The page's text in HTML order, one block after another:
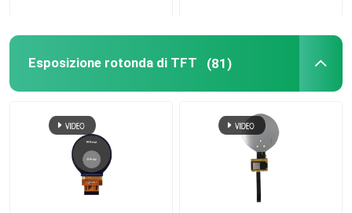
Esposizione rotonda di TFT (81)